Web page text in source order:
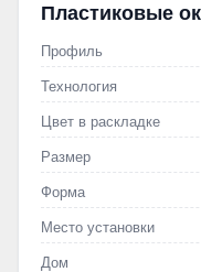
Пластиковые
Профиль
Технология
Цвет в раскладке
Размер
Форма
Место установки
Дом